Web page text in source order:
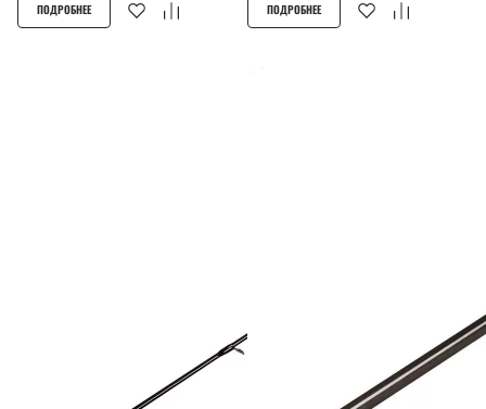
ПОДРОБНЕЕ ПОДРОБНЕЕ